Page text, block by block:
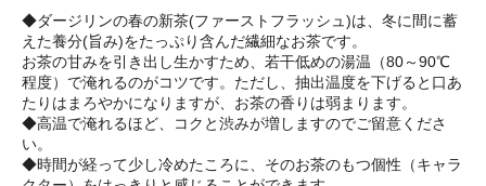
◆ダージリンの春の新茶(ファーストフラッシュ)は、冬に間に蓄
えた養分(旨み)をたっぷり含んだ繊細なお茶です。
お茶の甘みを引き出し生かすため、若干低めの湯温（80～90℃
程度）で淹れるのがコツです。ただし、抽出温度を下げると口あ
たりはまろやかになりますが、お茶の香りは弱まります。
◆高温で淹れるほど、コクと渋みが増しますのでご留意くださ
い。
◆時間が経って少し冷めたころに、そのお茶のもつ個性（キャラ